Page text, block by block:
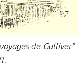
de Gulliver"